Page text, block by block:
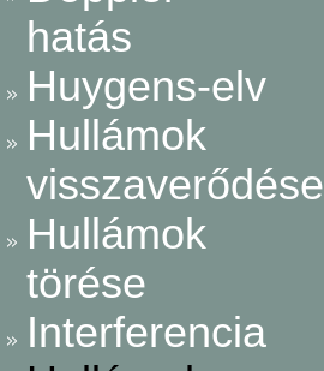
hatás
Huygens-elv
Hullámok
visszaverődése
Hullámok
törése
Interferencia